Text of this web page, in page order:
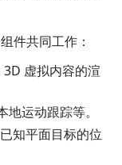
件共同工作：
虚拟内容的渲
运动跟踪等。
知平面目标的位